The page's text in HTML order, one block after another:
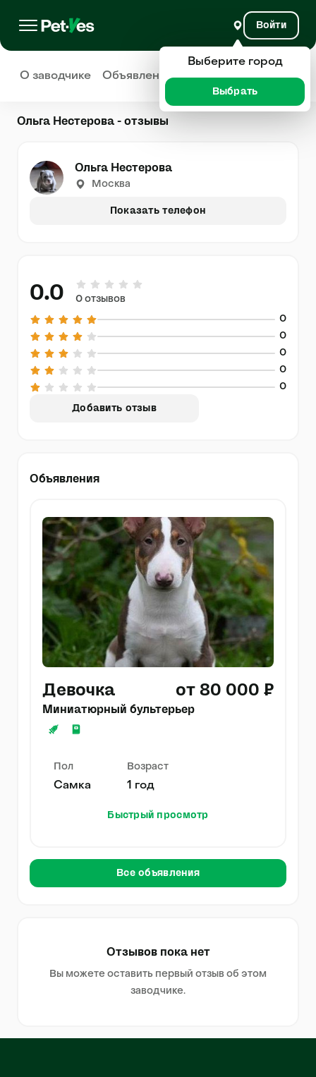
Войти
О заводчике Объявления Отзывы
Ольга Нестерова - отзывы
Ольга Нестерова
Москва
Показать телефон
0.0 0 отзывов
0
0
0
0
0
Добавить отзыв
Объявления
Девочка от 80 000 ₽
Миниатюрный бультерьер
Пол
Самка
Возраст
1 год
Быстрый просмотр
Все объявления
Отзывов пока нет
Вы можете оставить первый отзыв об этом
заводчике.
Выберите город
Выбрать